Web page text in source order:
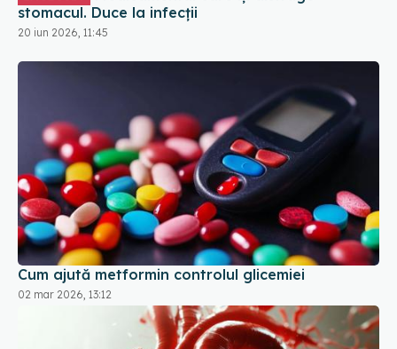
Cum ajută metformin controlul glicemiei
02 mar 2026, 13:12